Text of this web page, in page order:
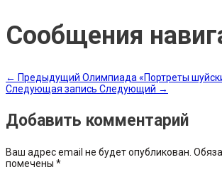
Сообщения
← Предыдущий Олимпиада «Портреты
Следующая запись Следующий →
Добавить комментарий
Ваш адрес email не будет опубликован.
помечены *